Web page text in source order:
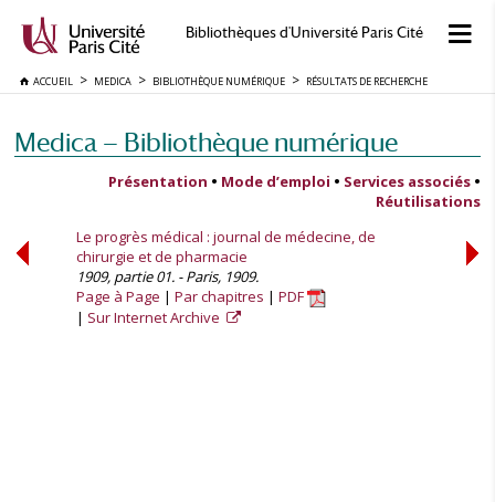
Bibliothèques d'Université Paris Cité
ACCUEIL MEDICA BIBLIOTHÈQUE NUMÉRIQUE RÉSULTATS DE RECHERCHE
Medica — Bibliothèque numérique
Présentation • Mode d’emploi • Services associés •
Réutilisations
Le progrès médical : journal de médecine, de
chirurgie et de pharmacie
1909, partie 01. - Paris, 1909.
Page à Page
Par chapitres
PDF
Sur Internet Archive